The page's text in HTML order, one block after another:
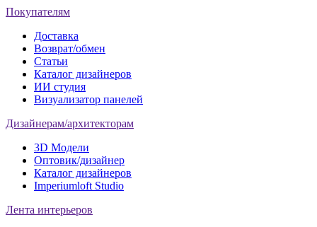
Покупателям
Доставка
Возврат/обмен
Статьи
Каталог дизайнеров
ИИ студия
Визуализатор панелей
Дизайнерам/архитекторам
3D Модели
Оптовик/дизайнер
Каталог дизайнеров
Imperiumloft Studio
Лента интерьеров